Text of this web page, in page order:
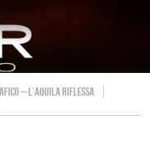
– L’AQUILA RIFLESSA